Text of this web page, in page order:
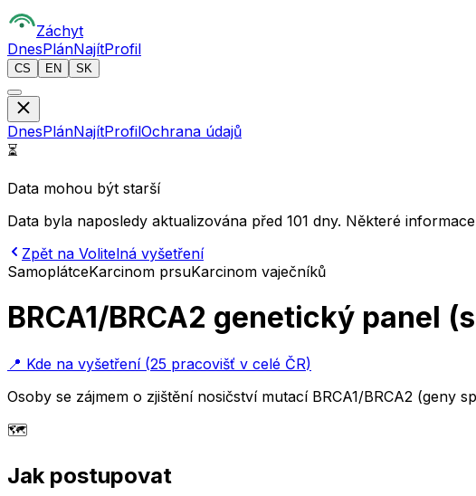
Záchyt
DnesPlánNajítProfil
CS EN SK
DnesPlánNajítProfilOchrana údajů
⏳
Data mohou být starší
Data byla naposledy aktualizována před 101 dny. Některé
Zpět na Volitelná vyšetření
SamoplátceKarcinom prsuKarcinom vaječníků
BRCA1/BRCA2 genetický panel
📍 Kde na vyšetření(25 pracovišť v celé ČR)
Osoby se zájmem o zjištění nosičství mutací BRCA1/BRCA2 (geny
🗺️
Jak postupovat